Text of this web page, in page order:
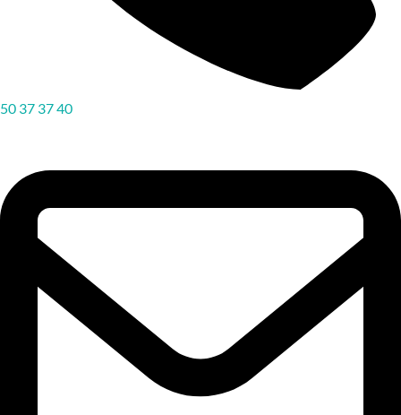
50 37 37 40